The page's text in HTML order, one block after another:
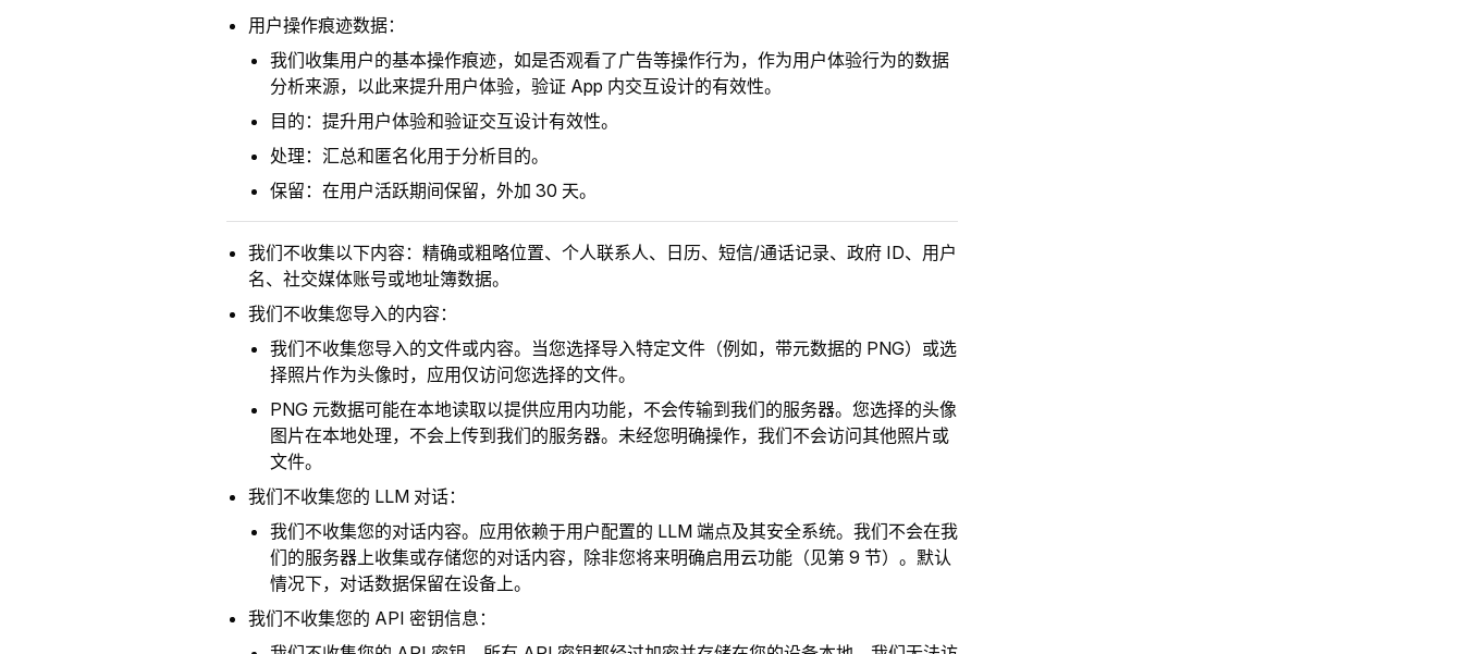
用户操作痕迹数据：
我们收集用户的基本操作痕迹，如是否观看了广告等操作行为，作为用户体验行为的数据
分析来源，以此来提升用户体验，验证 App 内交互设计的有效性。
目的：提升用户体验和验证交互设计有效性。
处理：汇总和匿名化用于分析目的。
保留：在用户活跃期间保留，外加 30 天。
我们不收集以下内容：精确或粗略位置、个人联系人、日历、短信/通话记录、政府 ID、用户
名、社交媒体账号或地址簿数据。
我们不收集您导入的内容：
我们不收集您导入的文件或内容。当您选择导入特定文件（例如，带元数据的 PNG）或选
择照片作为头像时，应用仅访问您选择的文件。
PNG 元数据可能在本地读取以提供应用内功能，不会传输到我们的服务器。您选择的头像
图片在本地处理，不会上传到我们的服务器。未经您明确操作，我们不会访问其他照片或
文件。
我们不收集您的 LLM 对话：
我们不收集您的对话内容。应用依赖于用户配置的 LLM 端点及其安全系统。我们不会在我
们的服务器上收集或存储您的对话内容，除非您将来明确启用云功能（见第 9 节）。默认
情况下，对话数据保留在设备上。
我们不收集您的 API 密钥信息：